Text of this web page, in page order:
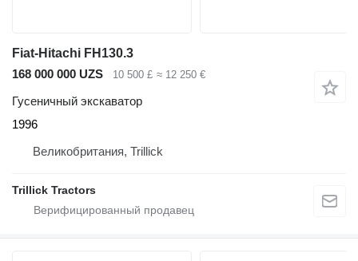
Fiat-Hitachi FH130.3
168 000 000 UZS
10 500 £ ≈ 12 250 €
Гусеничный экскаватор
1996
Великобритания, Trillick
Trillick Tractors